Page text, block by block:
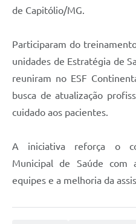
de Capitólio/MG.
Participaram do
unidades de Estratégia de
reuniram no ESF
busca de atualização
cuidado aos pacientes.
A iniciativa reforça o
Municipal de Saúde com
equipes e a melhoria da